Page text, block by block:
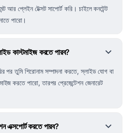
প্লেইন টেক্সট সাপোর্ট করি। চাইলে কনটেন্ট
পারো।
কাস্টমাইজ করতে পারব?
তুমি শিরোনাম সম্পাদনা করতে, স্লাইড যোগ বা
করতে পারো, তারপর প্রেজেন্টেশন জেনারেট
এক্সপোর্ট করতে পারব?